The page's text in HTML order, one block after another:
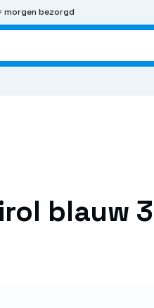
morgen bezorgd
blauw